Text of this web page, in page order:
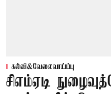
கல்வி&வேலைவாய்ப்பு
சிஎம்ஏடி